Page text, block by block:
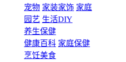
宠物 家装家饰 家庭
园艺 生活DIY
养生保健
健康百科 家庭保健
烹饪美食